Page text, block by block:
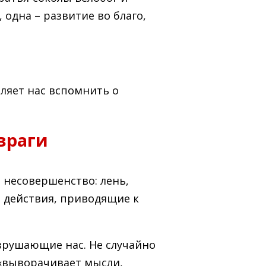
– развитие во благо,
нас вспомнить о
лень,
приводящие к
нас. Не случайно
мысли,